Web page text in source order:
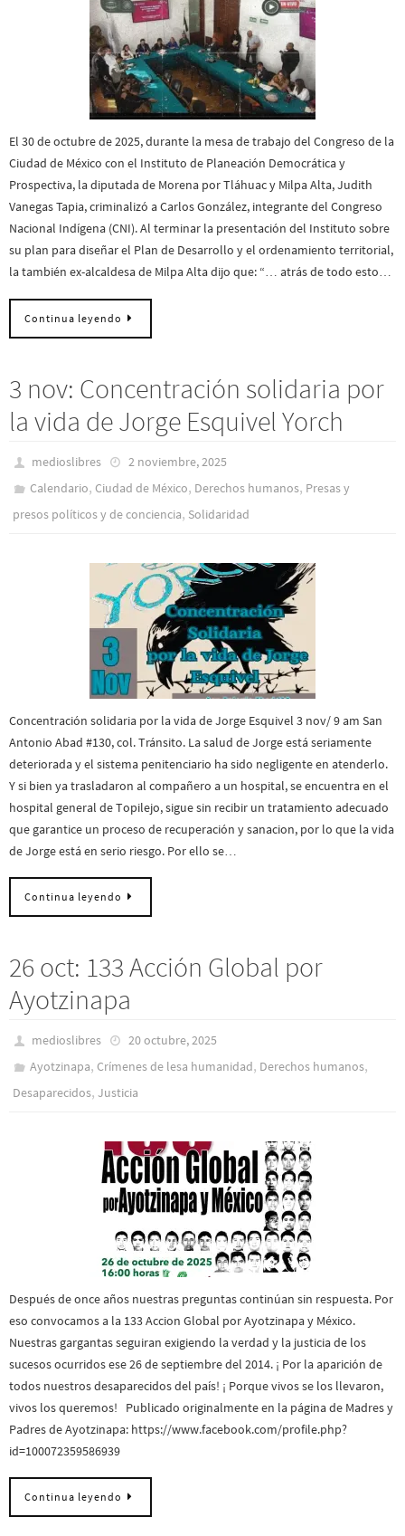
El 30 de octubre de 2025, durante la mesa de trabajo del Congreso de la
Ciudad de México con el Instituto de Planeación Democrática y
Prospectiva, la diputada de Morena por Tláhuac y Milpa Alta, Judith
Vanegas Tapia, criminalizó a Carlos González, integrante del Congreso
Nacional Indígena (CNI). Al terminar la presentación del Instituto sobre
su plan para diseñar el Plan de Desarrollo y el ordenamiento territorial,
la también ex-alcaldesa de Milpa Alta dijo que: “… atrás de todo esto…
Continua leyendo
3 nov: Concentración solidaria por
la vida de Jorge Esquivel Yorch
medioslibres
2 noviembre, 2025
Calendario,Ciudad de México, Derechos humanos, Presas y
presos polí­ticos y de conciencia, Solidaridad
Concentración solidaria por la vida de Jorge Esquivel 3 nov/ 9 am San
Antonio Abad #130, col. Tránsito. La salud de Jorge está seriamente
deteriorada y el sistema penitenciario ha sido negligente en atenderlo.
Y si bien ya trasladaron al compañero a un hospital, se encuentra en el
hospital general de Topilejo, sigue sin recibir un tratamiento adecuado
que garantice un proceso de recuperación y sanacion, por lo que la vida
de Jorge está en serio riesgo. Por ello se…
Continua leyendo
26 oct: 133 Acción Global por
Ayotzinapa
medioslibres
20 octubre, 2025
Ayotzinapa,Crímenes de lesa humanidad, Derechos humanos,
Desaparecidos, Justicia
Después de once años nuestras preguntas continúan sin respuesta. Por
eso convocamos a la 133 Accion Global por Ayotzinapa y México.
Nuestras gargantas seguiran exigiendo la verdad y la justicia de los
sucesos ocurridos ese 26 de septiembre del 2014. ¡ Por la aparición de
todos nuestros desaparecidos del país! ¡ Porque vivos se los llevaron,
vivos los queremos! Publicado originalmente en la página de Madres y
Padres de Ayotzinapa: https://www.facebook.com/profile.php?
id=100072359586939
Continua leyendo